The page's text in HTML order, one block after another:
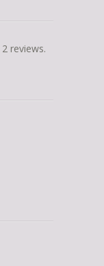
2 reviews.